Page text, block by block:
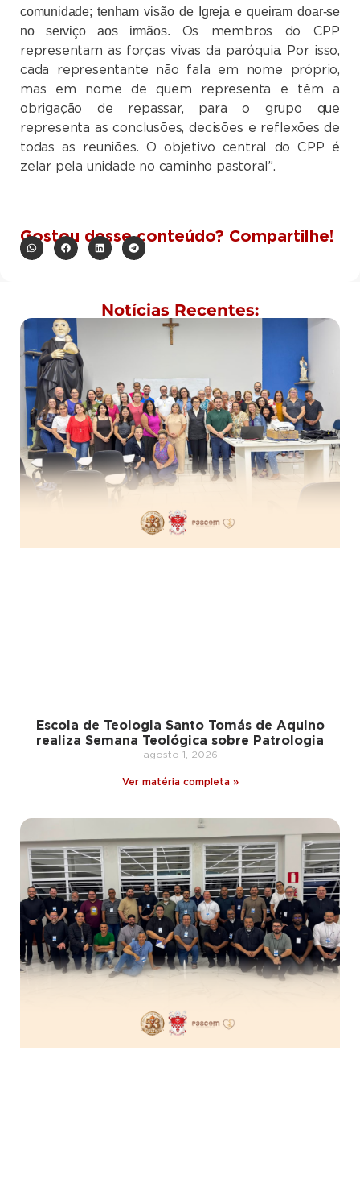
comunidade; tenham visão de Igreja e queiram doar-se
no serviço aos irmãos. Os membros do CPP
representam as forças vivas da paróquia. Por isso,
cada representante não fala em nome próprio,
mas em nome de quem representa e têm a
obrigação de repassar, para o grupo que
representa as conclusões, decisões e reflexões de
todas as reuniões. O objetivo central do CPP é
zelar pela unidade no caminho pastoral”.
Gostou desse conteúdo? Compartilhe!
Notícias Recentes:
Escola de Teologia Santo Tomás de Aquino
realiza Semana Teológica sobre Patrologia
agosto 1, 2026
Ver matéria completa »